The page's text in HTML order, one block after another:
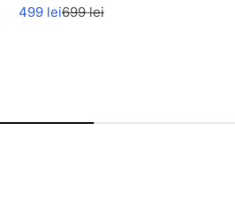
Pret redus
499 leiPret normal
699 lei